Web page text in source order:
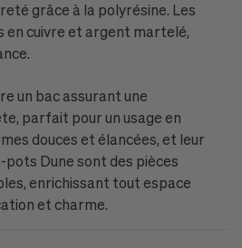
grâce à la polyrésine. Les
en cuivre et argent martelé,
un bac assurant une
parfait pour un usage en
douces et élancées, et leur
Dune sont des pièces
enrichissant tout espace
et charme.